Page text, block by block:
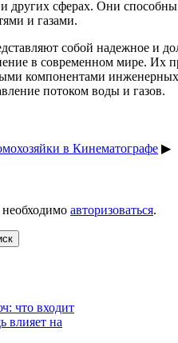
других сферах. Они
и газами.
собой надежное и
в современном мире. Их
компонентами инженерных
потоком воды и газов.
в Кинематографе ▶
авторизоваться.
что входит
влияет на